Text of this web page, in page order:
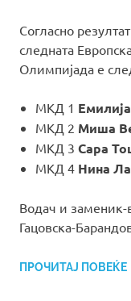
Согласно
следната
Олимпијада е
МКД 1
МКД 2 Миша
МКД 3 Сара
МКД 4 Нина
Водач и заменик-
Гацовска-
ПРОЧИТАЈ ПОВЕЌЕ